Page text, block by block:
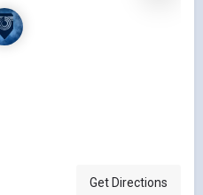
Get Directions